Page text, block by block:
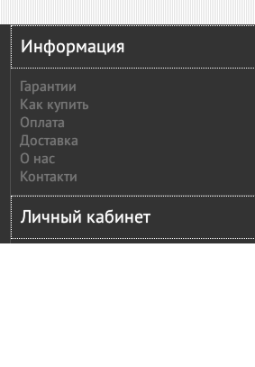
Информация
Гарантии
Как купить
Оплата
Доставка
О нас
Контакти
Личный кабинет